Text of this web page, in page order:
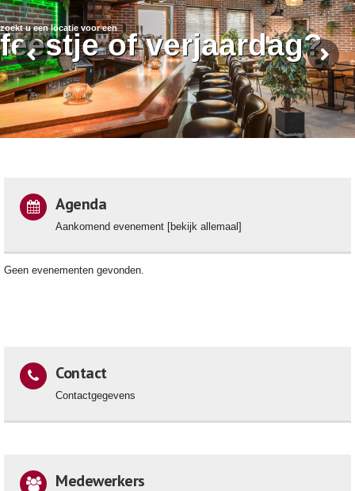
zoekt u een locatie voor een
feestje of verjaardag?
Agenda
Aankomend evenement [bekijk allemaal]
Geen evenementen gevonden.
Contact
Contactgegevens
Medewerkers